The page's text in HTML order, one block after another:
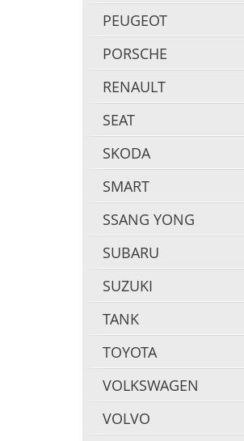
PEUGEOT
PORSCHE
RENAULT
SEAT
SKODA
SMART
SSANG YONG
SUBARU
SUZUKI
TANK
TOYOTA
VOLKSWAGEN
VOLVO